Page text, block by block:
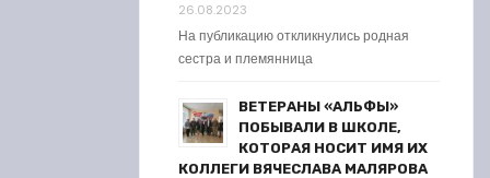
26.08.2023
На публикацию откликнулись родная
сестра и племянница
ВЕТЕРАНЫ «АЛЬФЫ»
ПОБЫВАЛИ В ШКОЛЕ,
КОТОРАЯ НОСИТ ИМЯ ИХ
КОЛЛЕГИ ВЯЧЕСЛАВА МАЛЯРОВА